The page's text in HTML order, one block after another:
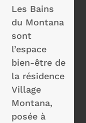
Les Bains
du Montana
sont
l’espace
bien-être de
la résidence
Village
Montana,
posée à